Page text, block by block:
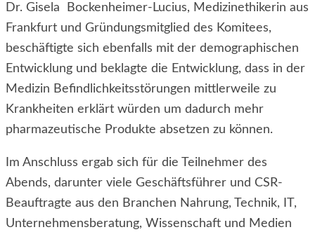
Dr. Gisela Bockenheimer-Lucius, Medizinethikerin aus
Frankfurt und Gründungsmitglied des Komitees,
beschäftigte sich ebenfalls mit der demographischen
Entwicklung und beklagte die Entwicklung, dass in der
Medizin Befindlichkeitsstörungen mittlerweile zu
Krankheiten erklärt würden um dadurch mehr
pharmazeutische Produkte absetzen zu können.
Im Anschluss ergab sich für die Teilnehmer des
Abends, darunter viele Geschäftsführer und CSR-
Beauftragte aus den Branchen Nahrung, Technik, IT,
Unternehmensberatung, Wissenschaft und Medien